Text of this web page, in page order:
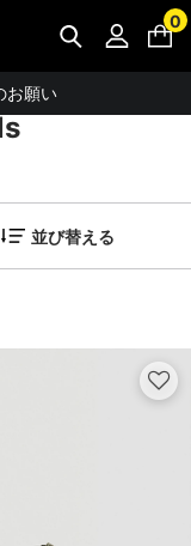
0
ク！
お願い
ください。
能が新登場！
新登場！
注意ください。
交換無料
並び替える